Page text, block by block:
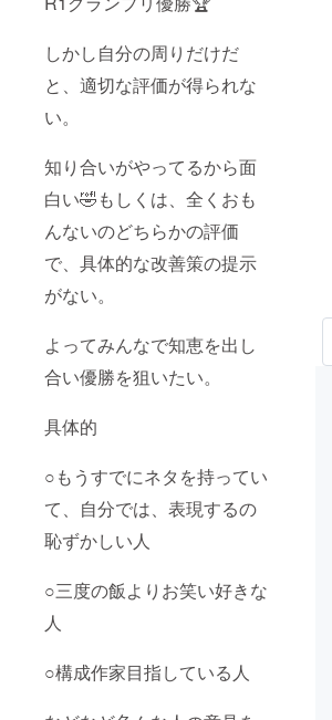
しかし自分の周りだけだ
と、適切な評価が得られな
い。
知り合いがやってるから面
白い🤣もしくは、全くおも
んないのどちらかの評価
で、具体的な改善策の提示
がない。
よってみんなで知恵を出し
合い優勝を狙いたい。
具体的
○もうすでにネタを持ってい
て、自分では、表現するの
恥ずかしい人
○三度の飯よりお笑い好きな
人
○構成作家目指している人